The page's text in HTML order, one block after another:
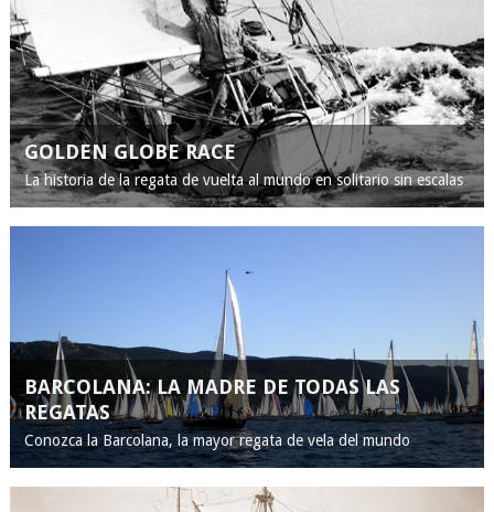
GOLDEN GLOBE RACE
La historia de la regata de vuelta al mundo en solitario sin escalas
BARCOLANA: LA MADRE DE TODAS LAS
REGATAS
Conozca la Barcolana, la mayor regata de vela del mundo